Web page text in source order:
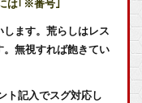
環境が判明！
は｢※番号｣
ます。荒らしはレス
無視すれば飽きてい
ト記入でスグ対応し